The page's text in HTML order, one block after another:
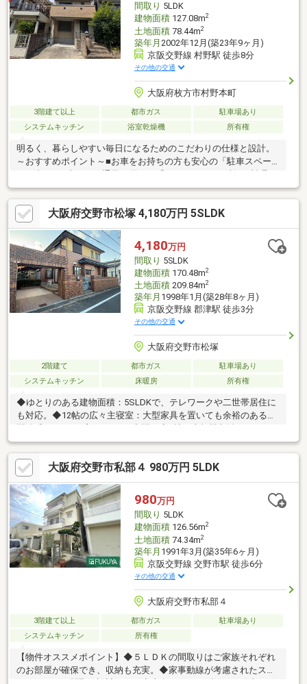
間取り 5LDK
建物面積127.08m2
土地面積78.44m2
築年月 2002年12月(築23年9ヶ月)
京阪交野線 村野駅 徒歩8分
その他の交通
大阪府枚方市村野本町
3階建て以上 都市ガス
駐車場あり
システムキッチン
浴室乾燥機 所有権
明るく、暮らしやすい毎日になるためのこだわりの仕様と設計。
～おすすめポイント～■お車をお持ちの方も安心の「駐車スペー
はかどる「ガスコンロ付きシステムキッチン」■大家族も安心の
「５LDK」■お子様の通学も安心「桜丘小学校」徒歩８分「予算内
で理想の住まいを叶えたい」など、お客様の夢や希望をとことん
お聞かせください
大阪府交野市松塚 4,180万円 5SLDK
4,180万円
間取り 5SLDK
建物面積170.48m2
土地面積209.84m2
築年月 1998年1月(築28年8ヶ月)
京阪交野線 郡津駅 徒歩3分
その他の交通
大阪府交野市松塚
2階建て 都市ガス
駐車場あり
システムキッチン
床暖房 所有権
◆ゆとりのある建物面積：5SLDKで、テレワークや二世帯居住に
も対応。◆12帖の広々主寝室：大型家具を置いても余裕のある、
衣類から大型荷物まで一括管理できる、部屋レベルの収納力。◆
南向きの庭と縁側：陽当たり良好な本格的な「縁側」で、四季を
感じる丁寧な暮らしを実現。◆閑静な住環境：交野市松塚の落ち
着いた住宅街に位置し、子育て世帯にも最適。◆充実の部屋数＋
納戸：全居室5帖以上のゆとり設計で、家族それぞれの個室を確
保。
大阪府交野市私部４ 980万円 5LDK
980万円
間取り 5LDK
建物面積126.56m2
土地面積74.34m2
築年月 1991年3月(築35年6ヶ月)
京阪交野線 交野市駅 徒歩6分
その他の交通
大阪府交野市私部４
3階建て以上 都市ガス
駐車場あり
システムキッチン
所有権
【物件オススメポイント】◆５ＬＤＫの間取りはご家族それぞれ
のお部屋が確保でき、収納も充実。◆家事動線が考慮されたスト